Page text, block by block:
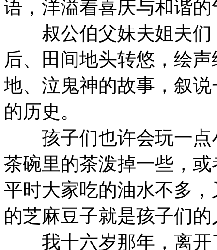
语，洋溢着喜庆与和谐的
叔公伯父妹夫姐夫们
后、田间地头转悠，绘
地、泣鬼神的故事，叙
的历史。
孩子们也许会玩一点
茶碗里的茶泼掉一些，
平时大家吃的油水不多
的芝麻豆子就是孩子们
我十六岁那年，离开